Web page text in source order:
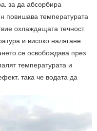
за да абсорбира
повишава температурата
охлаждащата течност
и високо налягане
се освобождава през
температурата и
така че водата да